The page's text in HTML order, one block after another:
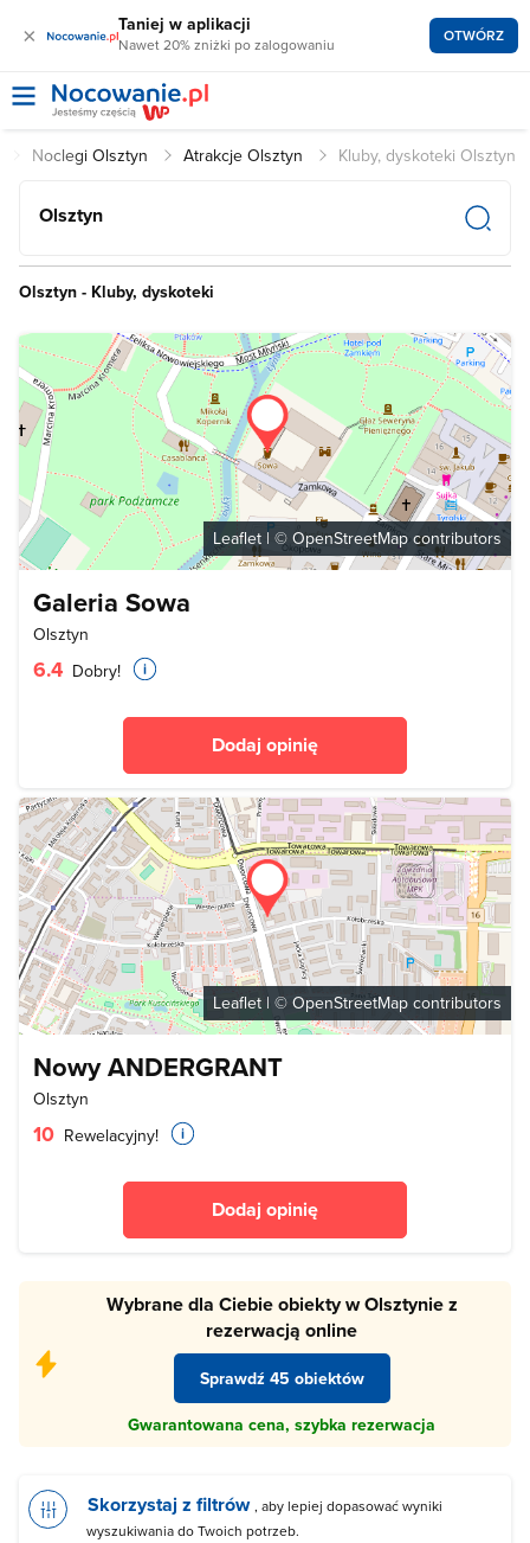
× Taniej w aplikacji
Nawet 20% zniżki po zalogowaniu OTWÓRZ
Noclegi Olsztyn Atrakcje Olsztyn Kluby, dyskoteki Olsztyn
Olsztyn
Olsztyn - Kluby, dyskoteki
Leaflet | © OpenStreetMap contributors
Galeria Sowa
Olsztyn
6.4 Dobry!
Dodaj opinię
Leaflet | © OpenStreetMap contributors
Nowy ANDERGRANT
Olsztyn
10 Rewelacyjny!
Dodaj opinię
Wybrane dla Ciebie obiekty w Olsztynie z
rezerwacją online
Sprawdź 45 obiektów
Gwarantowana cena, szybka rezerwacja
Skorzystaj z filtrów , aby lepiej dopasować wyniki
wyszukiwania do Twoich potrzeb.